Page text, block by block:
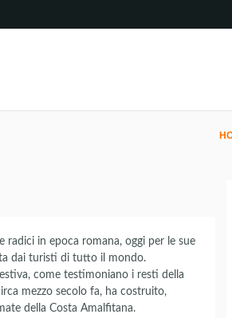
in epoca romana, oggi per le sue
dai turisti di tutto il mondo.
come testimoniano i resti della
mezzo secolo fa, ha costruito,
della Costa Amalfitana.